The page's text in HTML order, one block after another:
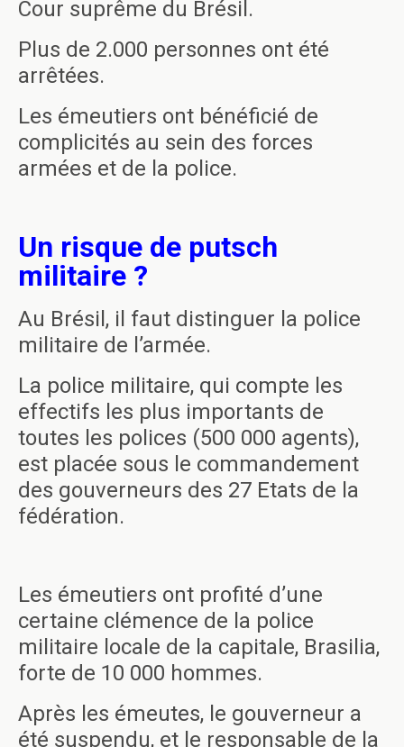
Cour suprême du Brésil.
Plus de 2.000 personnes ont été
arrêtées.
Les émeutiers ont bénéficié de
complicités au sein des forces
armées et de la police.
Un risque de putsch
militaire ?
Au Brésil, il faut distinguer la police
militaire de l’armée.
La police militaire, qui compte les
effectifs les plus importants de
toutes les polices (500 000 agents),
est placée sous le commandement
des gouverneurs des 27 Etats de la
fédération.
Les émeutiers ont profité d’une
certaine clémence de la police
militaire locale de la capitale, Brasilia,
forte de 10 000 hommes.
Après les émeutes, le gouverneur a
été suspendu, et le responsable de la